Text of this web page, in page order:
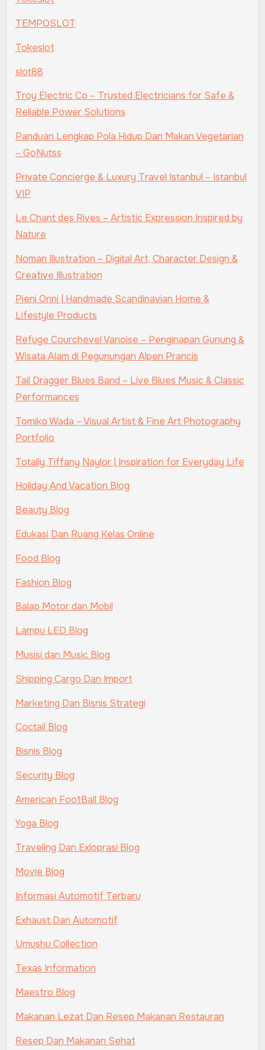
TEMPOSLOT
Tokeslot
slot88
Troy Electric Co – Trusted Electricians for Safe &
Reliable Power Solutions
Panduan Lengkap Pola Hidup Dan Makan Vegetarian
– GoNutss
Private Concierge & Luxury Travel Istanbul – Istanbul
VIP
Le Chant des Rives – Artistic Expression Inspired by
Nature
Noman Illustration – Digital Art, Character Design &
Creative Illustration
Pieni Onni | Handmade Scandinavian Home &
Lifestyle Products
Refuge Courchevel Vanoise – Penginapan Gunung &
Wisata Alam di Pegunungan Alpen Prancis
Tail Dragger Blues Band – Live Blues Music & Classic
Performances
Tomiko Wada – Visual Artist & Fine Art Photography
Portfolio
Totally Tiffany Naylor | Inspiration for Everyday Life
Holiday And Vacation Blog
Beauty Blog
Edukasi Dan Ruang Kelas Online
Food Blog
Fashion Blog
Balap Motor dan Mobil
Lampu LED Blog
Musisi dan Music Blog
Shipping Cargo Dan Import
Marketing Dan Bisnis Strategi
Coctail Blog
Bisnis Blog
Security Blog
American FootBall Blog
Yoga Blog
Traveling Dan Exloprasi Blog
Movie Blog
Informasi Automotif Terbaru
Exhaust Dan Automotif
Umushu Collection
Texas Information
Maestro Blog
Makanan Lezat Dan Resep Makanan Restauran
Resep Dan Makanan Sehat